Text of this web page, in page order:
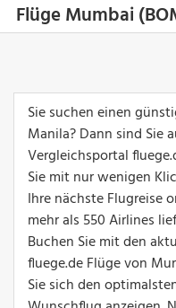
Flüge Mumbai
Sie suchen einen
Manila? Dann sind Sie
Vergleichsportal
Sie mit nur wenigen
Ihre nächste Flugreise
mehr als 550 Airlines
Buchen Sie mit den
fluege.de Flüge von
Sie sich den